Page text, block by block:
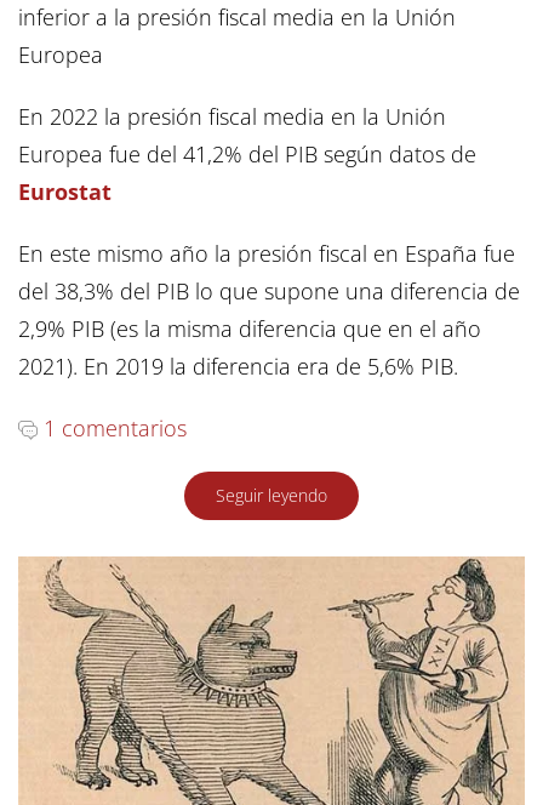
inferior a la presión fiscal media en la Unión
Europea
En 2022 la presión fiscal media en la Unión
Europea fue del 41,2% del PIB según datos de
Eurostat
En este mismo año la presión fiscal en España fue
del 38,3% del PIB lo que supone una diferencia de
2,9% PIB (es la misma diferencia que en el año
2021). En 2019 la diferencia era de 5,6% PIB.
1 comentarios
Seguir leyendo